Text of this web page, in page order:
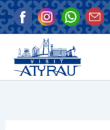
Перейти
к
содержимому